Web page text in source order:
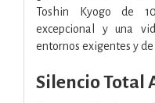
Toshin Kyogo de
excepcional y una
entornos exigentes y
Silencio Total